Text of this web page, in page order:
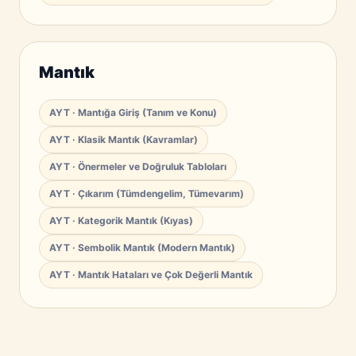
Mantık
AYT · Mantığa Giriş (Tanım ve Konu)
AYT · Klasik Mantık (Kavramlar)
AYT · Önermeler ve Doğruluk Tabloları
AYT · Çıkarım (Tümdengelim, Tümevarım)
AYT · Kategorik Mantık (Kıyas)
AYT · Sembolik Mantık (Modern Mantık)
AYT · Mantık Hataları ve Çok Değerli Mantık